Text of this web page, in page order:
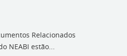
Relacionados
NEABI estão...